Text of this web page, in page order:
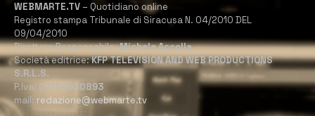
WEBMARTE.TV – Quotidiano online
Registro stampa Tribunale di Siracusa N. 04/2010 DEL
09/04/2010
Direttore Responsabile:Michele Accolla
Società editrice:KFP TELEVISION AND WEB PRODUCTIONS
S.R.L.S.
P.Iva: 02184950893
mail: redazione@webmarte.tv